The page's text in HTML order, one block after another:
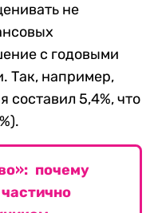
не
с годовыми
Так, например,
составил 5,4%, что
почему